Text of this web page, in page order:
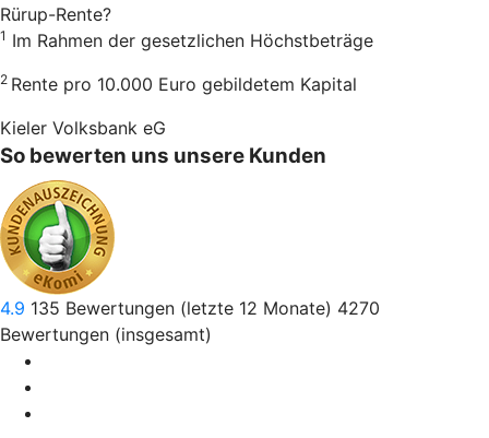
Rürup-Rente?
1 Im Rahmen der gesetzlichen Höchstbeträge
2 Rente pro 10.000 Euro gebildetem Kapital
Kieler Volksbank eG
So bewerten uns unsere Kunden
4.9 135 Bewertungen (letzte 12 Monate) 4270
Bewertungen (insgesamt)